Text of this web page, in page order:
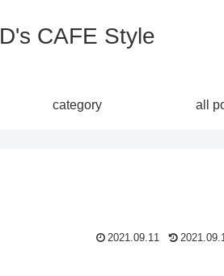
D's CAFE Style
category all
2021.09.11